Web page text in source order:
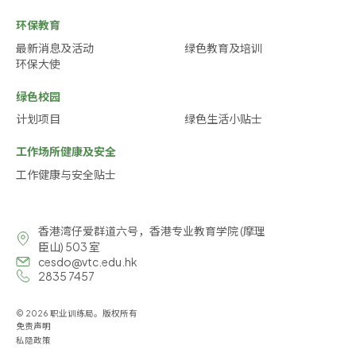
环保教育
最新消息及活动
绿色教育及培训
环保大使
绿色校园
计划项目
绿色生活小贴士
工作场所健康及安全
工作健康与安全贴士
香港湾仔爱群道六号，香港专业教育学院 (摩理
臣山) 503 室
cesdo@vtc.edu.hk
2835 7457
© 2026 职业训练局。版权所有
免责声明
私隐政策